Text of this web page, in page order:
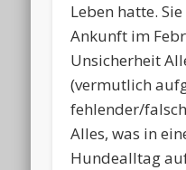
Leben hatte.
Ankunft im
Unsicherheit
(vermutlich
fehlender/
Alles, was in
Hundealltag